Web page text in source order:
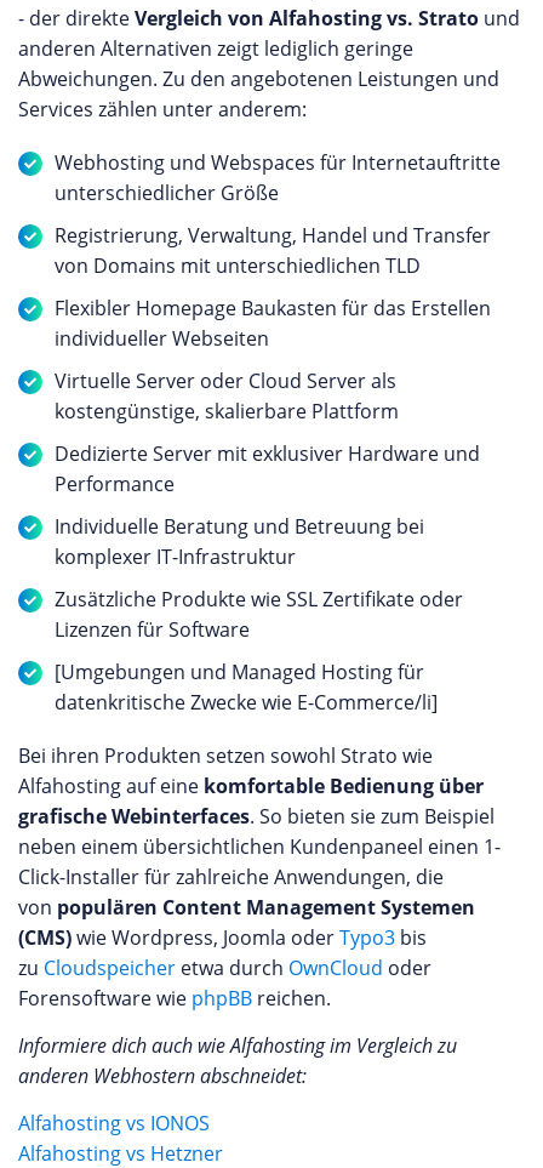
- der direkteVergleich von Alfahosting vs. Strato und
anderen Alternativen zeigt lediglich geringe
Abweichungen. Zu den angebotenen Leistungen und
Services zählen unter anderem:
Webhosting und Webspaces für Internetauftritte
unterschiedlicher Größe
Registrierung, Verwaltung, Handel und Transfer
von Domains mit unterschiedlichen TLD
Flexibler Homepage Baukasten für das Erstellen
individueller Webseiten
Virtuelle Server oder Cloud Server als
kostengünstige, skalierbare Plattform
Dedizierte Server mit exklusiver Hardware und
Performance
Individuelle Beratung und Betreuung bei
komplexer IT-Infrastruktur
Zusätzliche Produkte wie SSL Zertifikate oder
Lizenzen für Software
[Umgebungen und Managed Hosting für
datenkritische Zwecke wie E-Commerce/li]
Bei ihren Produkten setzen sowohl Strato wie
Alfahosting auf eine komfortable Bedienung über
grafische Webinterfaces. So bieten sie zum Beispiel
neben einem übersichtlichen Kundenpaneel einen 1-
Click-Installer für zahlreiche Anwendungen, die
von populären Content Management Systemen
(CMS)wie Wordpress, Joomla oderTypo3 bis
zu Cloudspeicher etwa durch OwnCloud oder
Forensoftware wie phpBB reichen.
Informiere dich auch wie Alfahosting im Vergleich zu
anderen Webhostern abschneidet:
Alfahosting vs IONOS
Alfahosting vs Hetzner